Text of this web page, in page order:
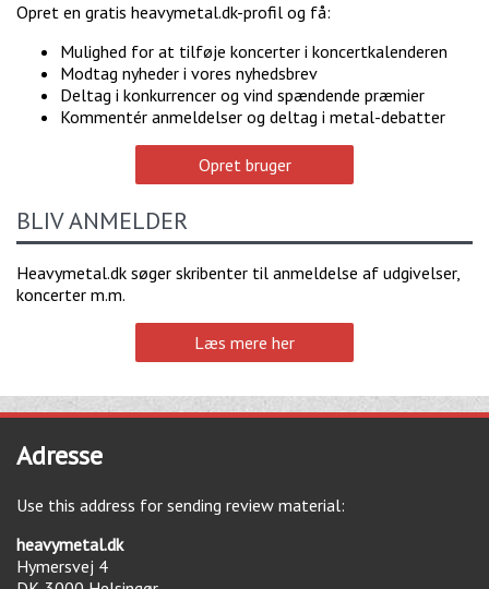
Opret en gratis heavymetal.dk-profil og få:
Mulighed for at tilføje koncerter i koncertkalenderen
Modtag nyheder i vores nyhedsbrev
Deltag i konkurrencer og vind spændende præmier
Kommentér anmeldelser og deltag i metal-debatter
Opret bruger
BLIV ANMELDER
Heavymetal.dk søger skribenter til anmeldelse af udgivelser,
koncerter m.m.
Læs mere her
Adresse
Use this address for sending review material:
heavymetal.dk
Hymersvej 4